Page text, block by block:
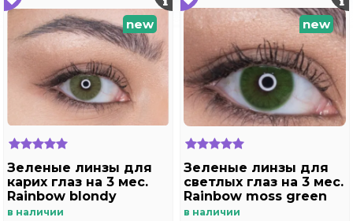
new
Зеленые линзы для
карих глаз на 3 мес.
Rainbow blondy
в наличии
new
Зеленые линзы для
светлых глаз на 3 мес.
Rainbow moss green
в наличии